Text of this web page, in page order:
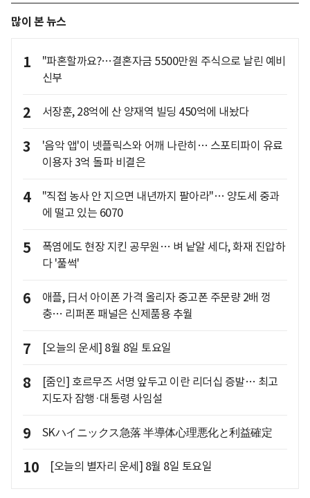
많이 본 뉴스
1
"파혼할까요?…결혼자금 5500만원 주식으로 날린 예비
신부
2 서장훈, 28억에 산 양재역 빌딩 450억에 내놨다
3
'음악 앱'이 넷플릭스와 어깨 나란히… 스포티파이 유료
이용자 3억 돌파 비결은
4
"직접 농사 안 지으면 내년까지 팔아라"… 양도세 중과
에 떨고 있는 6070
5
폭염에도 현장 지킨 공무원… 벼 낱알 세다, 화재 진압하
다 '풀썩'
6
애플, 日서 아이폰 가격 올리자 중고폰 주문량 2배 껑
충… 리퍼폰 패널은 신제품용 추월
7 [오늘의 운세] 8월 8일 토요일
8
[줌인] 호르무즈 서명 앞두고 이란 리더십 증발… 최고
지도자 잠행·대통령 사임설
9 SKハイニックス急落 半導体心理悪化と利益確定
10 [오늘의 별자리 운세] 8월 8일 토요일